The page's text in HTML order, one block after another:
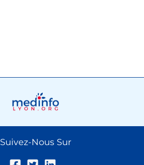
Suivez-Nous Sur